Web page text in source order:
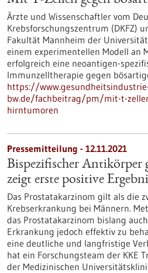
Ärzte und Wissenschaftler vom
Krebsforschungszentrum (DKFZ)
Fakultät Mannheim der
einem experimentellen Modell an
erfolgreich eine neoantigen-
Immunzelltherapie gegen
https://
bw.de/fachbeitrag/pm/mit-t-
hirntumoren
Pressemitteilung - 12.11.2021
Bispezifischer Antikörper
zeigt erste positive
Das Prostatakarzinom gilt als die
Krebserkrankung bei Männern.
das Prostatakarzinom bislang
Erkrankung jedoch effektiv zu
eine deutliche und langfristige
hat ein Forschungsteam der KKE
der Medizinischen